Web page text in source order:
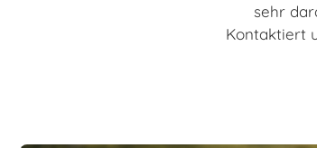
sehr
Kontaktiert